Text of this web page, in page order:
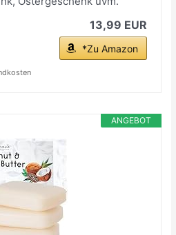
13,99 EUR
*Zu Amazon
ANGEBOT